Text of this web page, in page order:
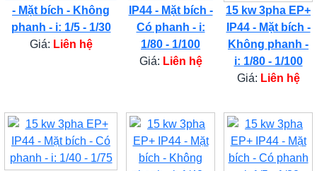
- Mặt bích - Không
phanh - i: 1/5 - 1/30
Giá: Liên hệ
IP44 - Mặt bích -
Có phanh - i:
1/80 - 1/100
Giá: Liên hệ
15 kw 3pha EP+
IP44 - Mặt bích -
Không phanh -
i: 1/80 - 1/100
Giá: Liên hệ